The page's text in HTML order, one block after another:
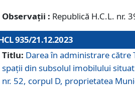
Observații : Republică H.C.L. nr.
935/21.12.2023
Titlu: Darea în administrare către
spații din subsolul imobilului
nr. 52, corpul D, proprietatea